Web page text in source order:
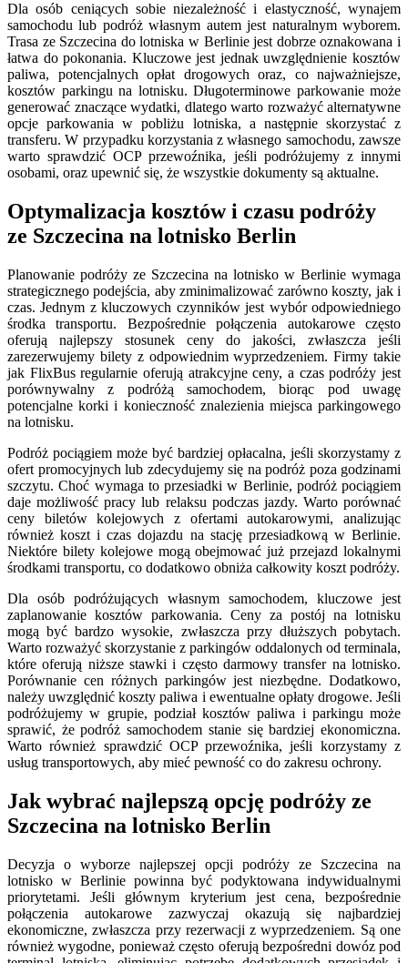
Dla osób ceniących sobie niezależność i elastyczność, wynajem
samochodu lub podróż własnym autem jest naturalnym wyborem.
Trasa ze Szczecina do lotniska w Berlinie jest dobrze oznakowana i
łatwa do pokonania. Kluczowe jest jednak uwzględnienie kosztów
paliwa, potencjalnych opłat drogowych oraz, co najważniejsze,
kosztów parkingu na lotnisku. Długoterminowe parkowanie może
generować znaczące wydatki, dlatego warto rozważyć alternatywne
opcje parkowania w pobliżu lotniska, a następnie skorzystać z
transferu. W przypadku korzystania z własnego samochodu, zawsze
warto sprawdzić OCP przewoźnika, jeśli podróżujemy z innymi
osobami, oraz upewnić się, że wszystkie dokumenty są aktualne.
Optymalizacja kosztów i czasu podróży
ze Szczecina na lotnisko Berlin
Planowanie podróży ze Szczecina na lotnisko w Berlinie wymaga
strategicznego podejścia, aby zminimalizować zarówno koszty, jak i
czas. Jednym z kluczowych czynników jest wybór odpowiedniego
środka transportu. Bezpośrednie połączenia autokarowe często
oferują najlepszy stosunek ceny do jakości, zwłaszcza jeśli
zarezerwujemy bilety z odpowiednim wyprzedzeniem. Firmy takie
jak FlixBus regularnie oferują atrakcyjne ceny, a czas podróży jest
porównywalny z podróżą samochodem, biorąc pod uwagę
potencjalne korki i konieczność znalezienia miejsca parkingowego
na lotnisku.
Podróż pociągiem może być bardziej opłacalna, jeśli skorzystamy z
ofert promocyjnych lub zdecydujemy się na podróż poza godzinami
szczytu. Choć wymaga to przesiadki w Berlinie, podróż pociągiem
daje możliwość pracy lub relaksu podczas jazdy. Warto porównać
ceny biletów kolejowych z ofertami autokarowymi, analizując
również koszt i czas dojazdu na stację przesiadkową w Berlinie.
Niektóre bilety kolejowe mogą obejmować już przejazd lokalnymi
środkami transportu, co dodatkowo obniża całkowity koszt podróży.
Dla osób podróżujących własnym samochodem, kluczowe jest
zaplanowanie kosztów parkowania. Ceny za postój na lotnisku
mogą być bardzo wysokie, zwłaszcza przy dłuższych pobytach.
Warto rozważyć skorzystanie z parkingów oddalonych od terminala,
które oferują niższe stawki i często darmowy transfer na lotnisko.
Porównanie cen różnych parkingów jest niezbędne. Dodatkowo,
należy uwzględnić koszty paliwa i ewentualne opłaty drogowe. Jeśli
podróżujemy w grupie, podział kosztów paliwa i parkingu może
sprawić, że podróż samochodem stanie się bardziej ekonomiczna.
Warto również sprawdzić OCP przewoźnika, jeśli korzystamy z
usług transportowych, aby mieć pewność co do zakresu ochrony.
Jak wybrać najlepszą opcję podróży ze
Szczecina na lotnisko Berlin
Decyzja o wyborze najlepszej opcji podróży ze Szczecina na
lotnisko w Berlinie powinna być podyktowana indywidualnymi
priorytetami. Jeśli głównym kryterium jest cena, bezpośrednie
połączenia autokarowe zazwyczaj okazują się najbardziej
ekonomiczne, zwłaszcza przy rezerwacji z wyprzedzeniem. Są one
również wygodne, ponieważ często oferują bezpośredni dowóz pod